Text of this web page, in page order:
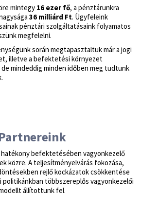
mintegy 16 ezer fő, a pénztárunkra
36 milliárd Ft. Ügyfeleink
pénztári szolgáltatásaink folyamatos
megfelelni.
során megtapasztaltuk már a jogi
illetve a befektetési környezet
mindeddig minden időben meg tudtunk
befektetésében vagyonkezelő
közre. A teljesítményelvárás fokozása,
rejlő kockázatok csökkentése
többszereplős vagyonkezelői
állítottunk fel.